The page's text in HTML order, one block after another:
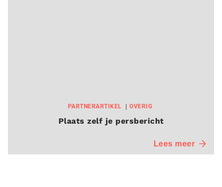
PARTNERARTIKEL OVERIG
Plaats zelf je persbericht
Lees meer